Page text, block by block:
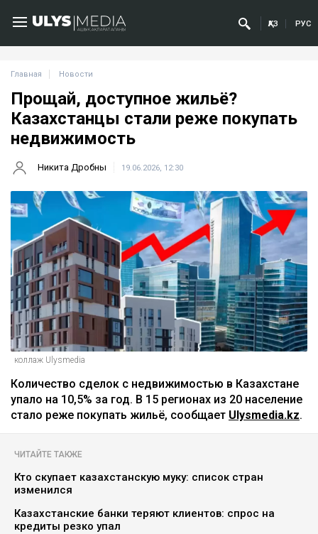
ҚАЗ РУС
Главная Новости
Прощай, доступное жильё?
Казахстанцы стали реже покупать
недвижимость
Никита Дробны 19.06.2026, 12:30
коллаж Ulysmedia
Количество сделок с недвижимостью в Казахстане
упало на 10,5% за год. В 15 регионах из 20 население
стало реже покупать жильё, сообщает Ulysmedia.kz.
ЧИТАЙТЕ ТАКЖЕ
Кто скупает казахстанскую муку: список стран
изменился
Казахстанские банки теряют клиентов: спрос на
кредиты резко упал